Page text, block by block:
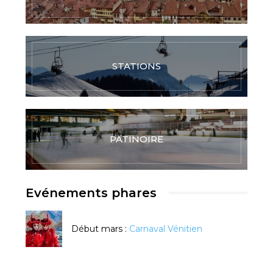
STATIONS
PATINOIRE
Evénements phares
Début mars : Carnaval Vénitien